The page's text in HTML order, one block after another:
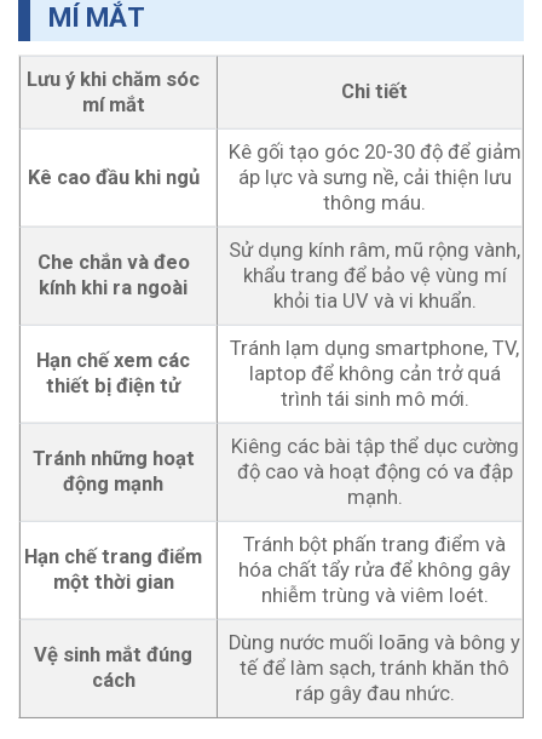
MÍ MẮT
Lưu ý khi chăm sóc
mí mắt
Chi tiết
Kê cao đầu khi ngủ
Kê gối tạo góc 20-30 độ để giảm
áp lực và sưng nề, cải thiện lưu
thông máu.
Che chắn và đeo
kính khi ra ngoài
Sử dụng kính râm, mũ rộng vành,
khẩu trang để bảo vệ vùng mí
khỏi tia UV và vi khuẩn.
Hạn chế xem các
thiết bị điện tử
Tránh lạm dụng smartphone, TV,
laptop để không cản trở quá
trình tái sinh mô mới.
Tránh những hoạt
động mạnh
Kiêng các bài tập thể dục cường
độ cao và hoạt động có va đập
mạnh.
Hạn chế trang điểm
một thời gian
Tránh bột phấn trang điểm và
hóa chất tẩy rửa để không gây
nhiễm trùng và viêm loét.
Vệ sinh mắt đúng
cách
Dùng nước muối loãng và bông y
tế để làm sạch, tránh khăn thô
ráp gây đau nhức.